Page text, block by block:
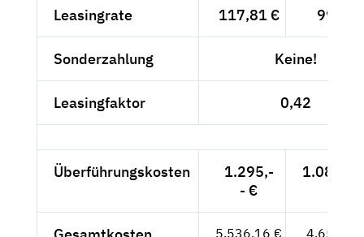
Leasingrate 117,81 € 99,-- €
Sonderzahlung Keine!
Leasingfaktor 0,42
Überführungskosten
1.295,-
- €
5.536,16 € 4.652,24